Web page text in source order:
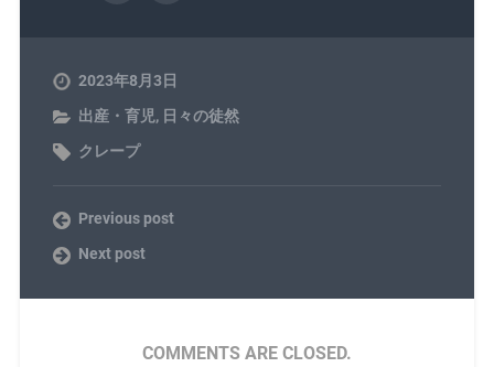
2023年8月3日
出産・育児, 日々の徒然
クレープ
Previous post
Next post
COMMENTS ARE CLOSED.